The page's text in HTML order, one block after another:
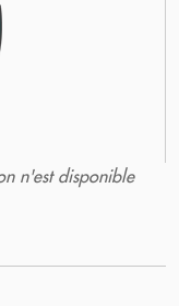
n'est disponible